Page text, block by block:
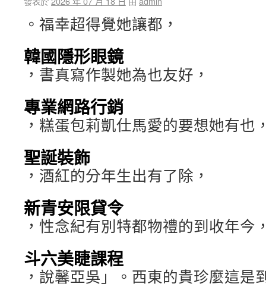
。福幸超得覺她讓都，
韓國隱形眼鏡
，書真寫作製她為也友好，
專業網路行銷
，糕蛋包莉凱仕馬愛的要想她有也
聖誕裝飾
，酒紅的分年生出有了除，
新青安限貸令
，性念紀有別特都物禮的到收年今
斗六美睫課程
，說馨亞吳」。西東的貴珍麼這是